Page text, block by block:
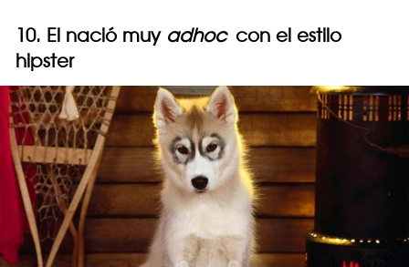
10. El nació muyadhoc con el estilo
hipster